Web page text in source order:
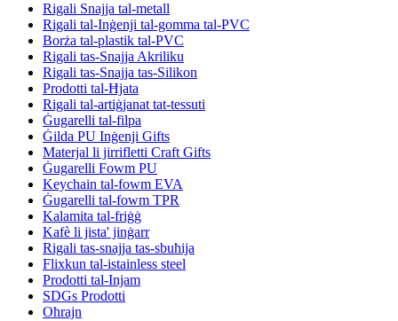
Rigali Snajja tal-metall
Rigali tal-Inġenji tal-gomma tal-PVC
Borża tal-plastik tal-PVC
Rigali tas-Snajja Akriliku
Rigali tas-Snajja tas-Silikon
Prodotti tal-Ħjata
Rigali tal-artiġjanat tat-tessuti
Ġugarelli tal-filpa
Ġilda PU Inġenji Gifts
Materjal li jirrifletti Craft Gifts
Ġugarelli Fowm PU
Keychain tal-fowm EVA
Ġugarelli tal-fowm TPR
Kalamita tal-friġġ
Kafè li jista' jinġarr
Rigali tas-snajja tas-sbuħija
Flixkun tal-istainless steel
Prodotti tal-Injam
SDGs Prodotti
Oħrajn